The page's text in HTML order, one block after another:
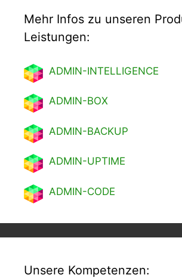
Mehr Infos zu unseren
Leistungen:
ADMIN-INTELLIGENCE
ADMIN-BOX
ADMIN-BACKUP
ADMIN-UPTIME
ADMIN-CODE
Unsere Kompetenzen: